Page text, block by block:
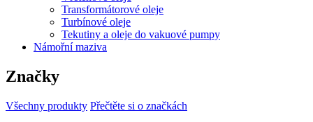
Transformátorové oleje
Turbínové oleje
Tekutiny a oleje do vakuové pumpy
Námořní maziva
Značky
Všechny produkty Přečtěte si o značkách